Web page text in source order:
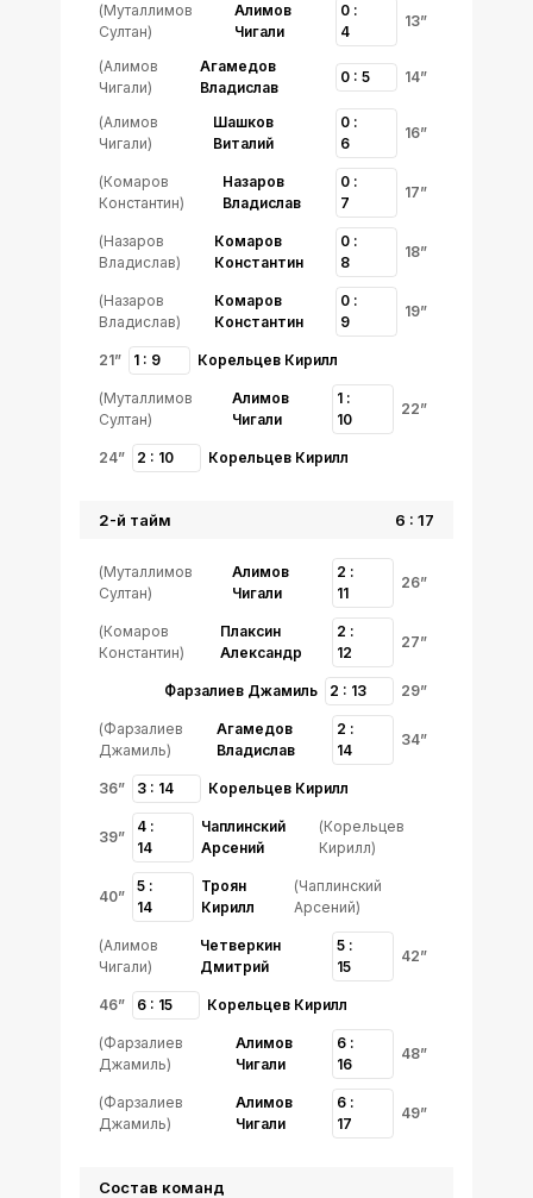
13”
0 :
4
Алимов
Чигали
(Муталлимов
Султан)
14”
0 : 5
Агамедов
Владислав
(Алимов
Чигали)
16”
0 :
6
Шашков
Виталий
(Алимов
Чигали)
17”
0 :
7
Назаров
Владислав
(Комаров
Константин)
18”
0 :
8
Комаров
Константин
(Назаров
Владислав)
19”
0 :
9
Комаров
Константин
(Назаров
Владислав)
21” 1 : 9 Корельцев Кирилл
22”
1 :
10
Алимов
Чигали
(Муталлимов
Султан)
24” 2 : 10 Корельцев Кирилл
26”
2 :
11
Алимов
Чигали
(Муталлимов
Султан)
27”
2 :
12
Плаксин
Александр
(Комаров
Константин)
29”
2 : 13
Фарзалиев Джамиль
34”
2 :
14
Агамедов
Владислав
(Фарзалиев
Джамиль)
36” 3 : 14 Корельцев Кирилл
39”
4 :
14
Чаплинский
Арсений
(Корельцев
Кирилл)
40”
5 :
14
Троян
Кирилл
(Чаплинский
Арсений)
42”
5 :
15
Четверкин
Дмитрий
(Алимов
Чигали)
46” 6 : 15 Корельцев Кирилл
48”
6 :
16
Алимов
Чигали
(Фарзалиев
Джамиль)
49”
6 :
17
Алимов
Чигали
(Фарзалиев
Джамиль)
2-й тайм 6 : 17
Состав команд